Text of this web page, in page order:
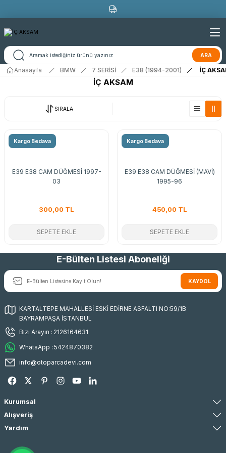
ARA
Anasayfa BMW 7 SERİSİ E38 (1994-2001) İÇ
İÇ AKSAM
SIRALA
Kargo Bedava
E39 E38 CAM DÜĞMESİ 1997-
03
300,00 TL
SEPETE EKLE
Kargo Bedava
E39 E38 CAM DÜĞMESİ (MAVİ)
1995-96
450,00 TL
SEPETE EKLE
E-Bülten Listesi Aboneliği
KAYDOL
KARTALTEPE MAHALLESİ ESKİ EDİRNE ASFALTI NO:59/1B
BAYRAMPAŞA İSTANBUL
Bizi Arayın : 2126164631
WhatsApp : 5424870382
info@otoparcadevi.com
Kurumsal
Alışveriş
Yardım